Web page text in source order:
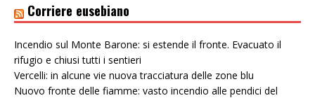
Corriere eusebiano
Incendio sul Monte Barone: si estende il fronte. Evacuato il
rifugio e chiusi tutti i sentieri
Vercelli: in alcune vie nuova tracciatura delle zone blu
Nuovo fronte delle fiamme: vasto incendio alle pendici del